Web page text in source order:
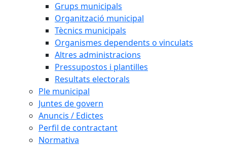
Grups municipals
Organització municipal
Tècnics municipals
Organismes dependents o vinculats
Altres administracions
Pressupostos i plantilles
Resultats electorals
Ple municipal
Juntes de govern
Anuncis / Edictes
Perfil de contractant
Normativa